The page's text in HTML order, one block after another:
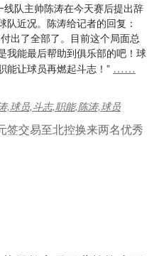
队主帅陈涛在今天赛后提出辞
近况。陈涛给记者的回复：
出了全部了。目前这个局面总
我能最后帮助到俱乐部的吧！球
能让球员再燃起斗志！” ……
,球员,斗志,职能,陈涛,球员